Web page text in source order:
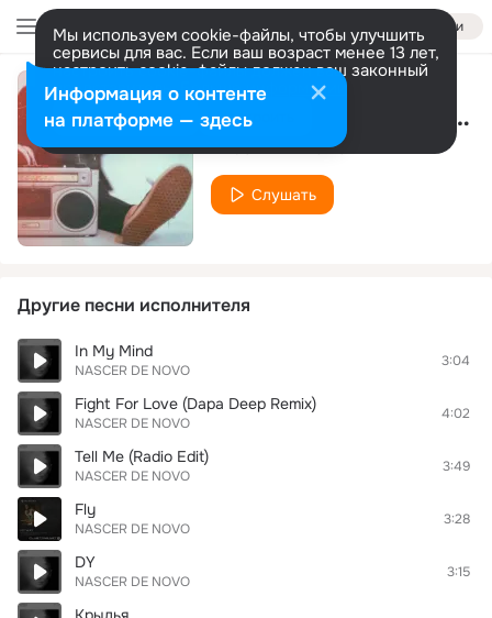
Войти
Мы используем cookie-файлы, чтобы улучшить
сервисы для вас. Если ваш возраст менее 13 лет,
настроить cookie-файлы должен ваш законный
представитель. Больше информации
Разрешить все Настроить Demos Collection Track 04
NASCER DE NOVO
Слушать
Другие песни исполнителя
In My Mind
NASCER DE NOVO
3:04
Fight For Love (Dapa Deep Remix)
NASCER DE NOVO
4:02
Tell Me (Radio Edit)
NASCER DE NOVO
3:49
Fly
NASCER DE NOVO
3:28
DY
NASCER DE NOVO
3:15
Информация о контенте
на платформе — здесь